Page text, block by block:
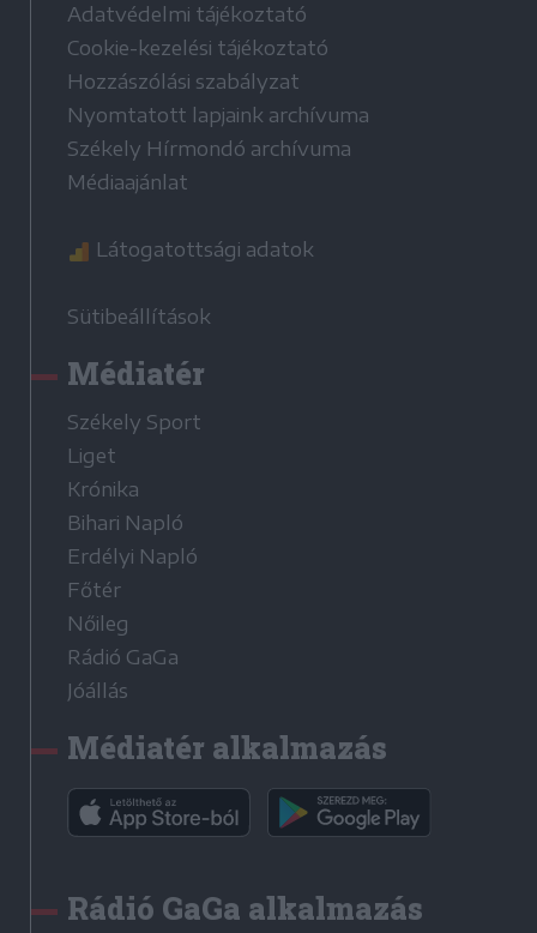
Adatvédelmi tájékoztató
Cookie-kezelési tájékoztató
Hozzászólási szabályzat
Nyomtatott lapjaink archívuma
Székely Hírmondó archívuma
Médiaajánlat
Látogatottsági adatok
Sütibeállítások
Médiatér
Székely Sport
Liget
Krónika
Bihari Napló
Erdélyi Napló
Főtér
Nőileg
Rádió GaGa
Jóállás
Médiatér alkalmazás
Rádió GaGa alkalmazás